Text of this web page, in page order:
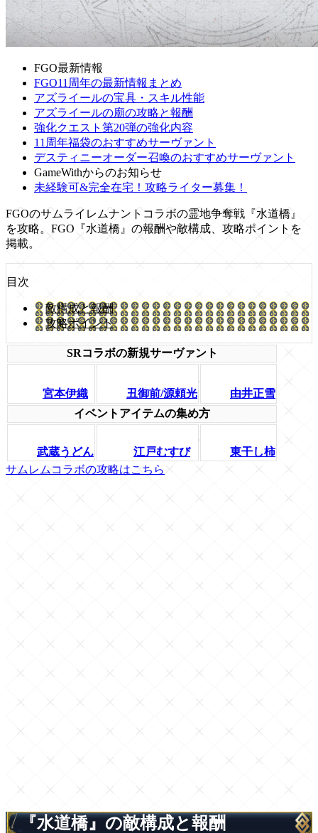
FGO最新情報
FGO11周年の最新情報まとめ
アズライールの宝具・スキル性能
アズライールの廟の攻略と報酬
強化クエスト第20弾の強化内容
11周年福袋のおすすめサーヴァント
デスティニーオーダー召喚のおすすめサーヴァント
GameWithからのお知らせ
未経験可&完全在宅！攻略ライター募集！
FGOのサムライレムナントコラボの霊地争奪戦『水道橋』
を攻略。FGO『水道橋』の報酬や敵構成、攻略ポイントを
掲載。
目次
敵構成と報酬
攻略ポイント
SRコラボの新規サーヴァント
宮本伊織 丑御前/源頼光
由井正雪
イベントアイテムの集め方
武蔵うどん 江戸むすび
東干し柿
サムレムコラボの攻略はこちら
『水道橋』の敵構成と報酬